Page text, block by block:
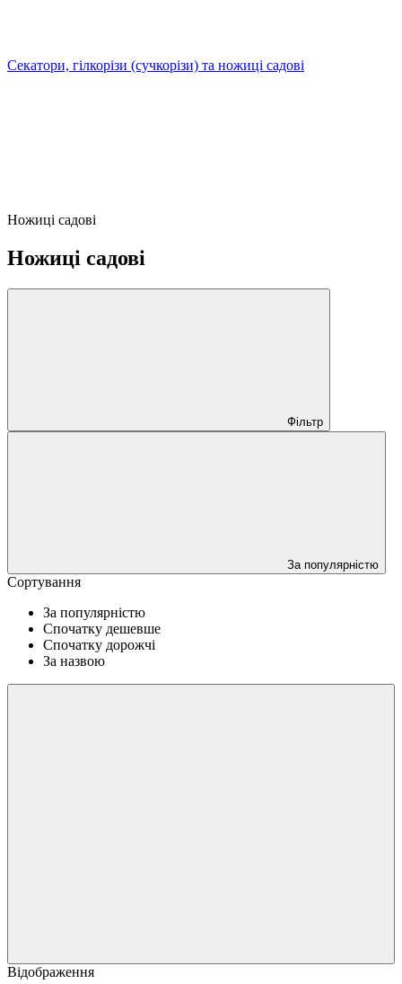
Секатори, гілкорізи (сучкорізи) та ножиці садові
Ножиці садові
Ножиці садові
Фільтр
За популярністю
Сортування
За популярністю
Спочатку дешевше
Спочатку дорожчі
За назвою
Відображення